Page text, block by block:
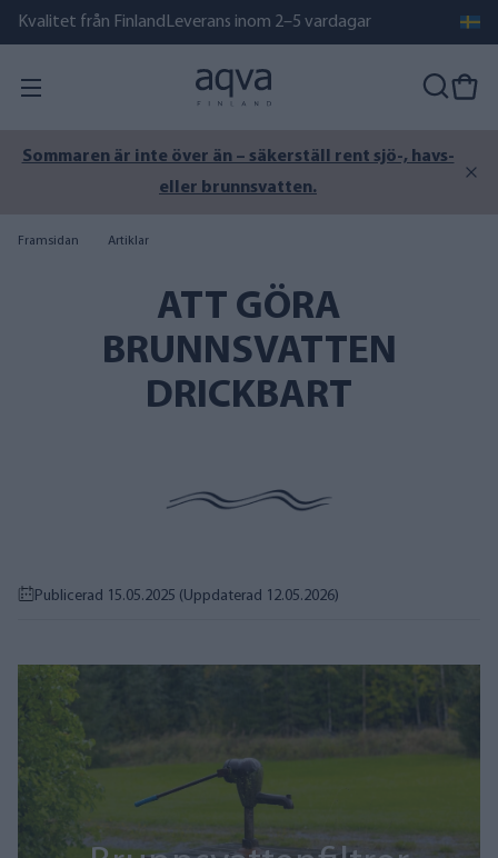
Kvalitet från Finland Leverans inom 2–5 vardagar
Sommaren är inte över än – säkerställ rent sjö-, havs-
eller brunnsvatten.
Framsidan Artiklar
ATT GÖRA
BRUNNSVATTEN
DRICKBART
Publicerad 15.05.2025 (Uppdaterad 12.05.2026)